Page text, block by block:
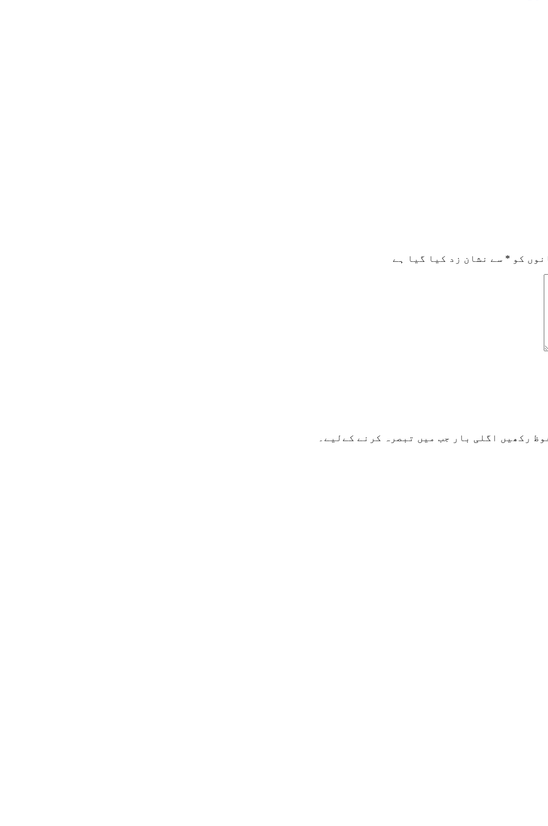
کو * سے نشان زد کیا گیا ہے
رکھیں اگلی بار جب میں تبصرہ کرنے کےلیے۔